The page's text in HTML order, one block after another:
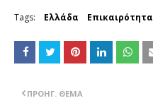
Tags: Ελλάδα Επικαιρότητα
ΠΡΟΗΓ. ΘΈΜΑ